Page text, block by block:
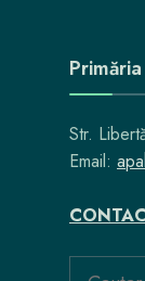
Str.
Email: